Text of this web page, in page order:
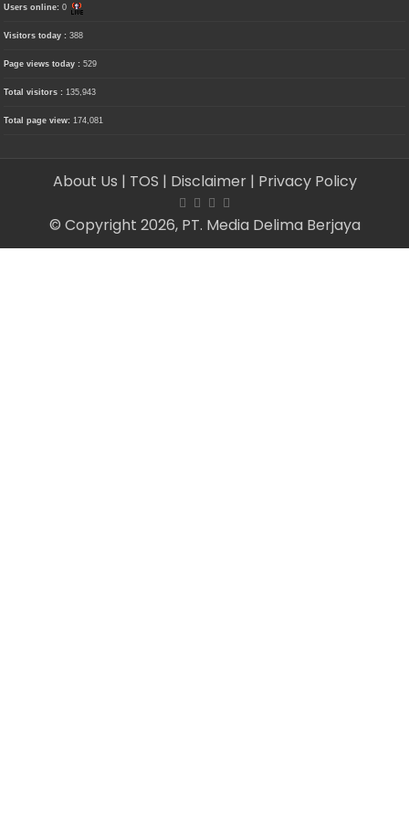
Users online:0
Visitors today :388
Page views today :529
Total visitors :135,943
Total page view:174,081
About Us | TOS | Disclaimer | Privacy Policy
© Copyright 2026, PT. Media Delima Berjaya